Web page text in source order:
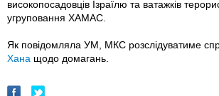
високопосадовців Ізраїлю та ватажків
угруповання ХАМАС.
Як повідомляла УМ, МКС розслідуватиме
Хана щодо домагань.